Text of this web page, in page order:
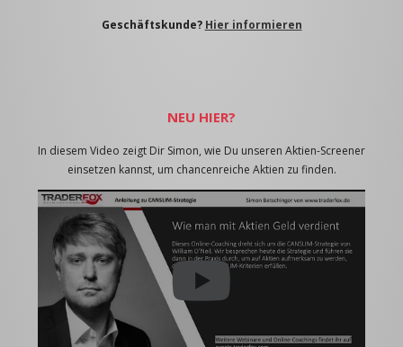
Geschäftskunde? Hier informieren
NEU HIER?
In diesem Video zeigt Dir Simon, wie Du unseren Aktien-Screener
einsetzen kannst, um chancenreiche Aktien zu finden.